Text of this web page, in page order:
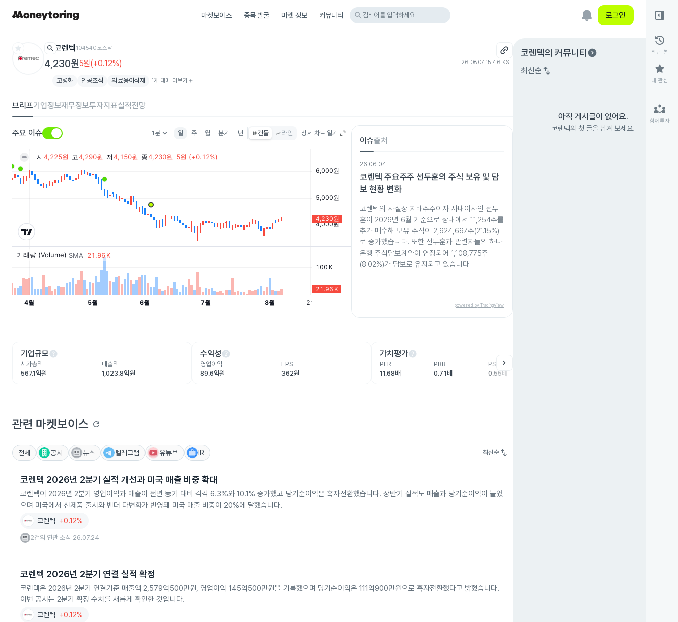
마켓보이스 종목 발굴 마켓 정보 커뮤니티 search 검색어를 입력하세요 로그인
star search 코렌텍104540코스닥
4,230원5원(+0.12%) 26.08.07 15:46 KST
고령화 인공조직 의료용이식재 1개 테마 더보기 add
브리프기업정보재무정보투자지표실적전망
주요 이슈 1분keyboard_arrow_down 일 주 월 분기 년 캔들 라인 상세 차트 열기
이슈출처
26.06.04
코렌텍 주요주주 선두훈의 주식 보유 및 담
보 현황 변화
코렌텍의 사실상 지배주주이자 사내이사인 선두
훈이 2026년 6월 기준으로 장내에서 11,254주를
추가 매수해 보유 주식이 2,924,697주(21.15%)
로 증가했습니다. 또한 선두훈과 관련자들의 하나
은행 주식담보계약이 연장되어 1,108,775주
(8.02%)가 담보로 유지되고 있습니다.
powered by TradingView
기업규모help
시가총액
567.1억원
매출액
1,023.8억원
수익성help
영업이익
89.6억원
EPS
362원
가치평가help
PER
11.68배
PBR
0.71배
PSR
0.55배
chevron_right
관련 마켓보이스 refresh
전체 공시 뉴스 텔레그램 유튜브 IR 최신순 swap_vert
코렌텍 2026년 2분기 실적 개선과 미국 매출 비중 확대
코렌텍이 2026년 2분기 영업이익과 매출이 전년 동기 대비 각각 6.3%와 10.1% 증가했고 당기순이익은 흑자전환했습니다. 상반기 실적도 매출과 당기순이익이 늘었
으며 미국에서 신제품 출시와 벤더 다변화가 반영돼 미국 매출 비중이 20%에 달했습니다.
코렌텍 +0.12%
2건의 연관 소식 26.07.24
코렌텍 2026년 2분기 연결 실적 확정
코렌텍은 2026년 2분기 연결기준 매출액 2,579억500만원, 영업이익 145억500만원을 기록했으며 당기순이익은 111억900만원으로 흑자전환했다고 밝혔습니다.
이번 공시는 2분기 확정 수치를 새롭게 확인한 것입니다.
코렌텍 +0.12%
코렌텍의 커뮤니티 expand_circle_right
최신순 swap_vert
아직 게시글이 없어요.
코렌텍의 첫 글을 남겨 보세요.
right_panel_open
history
최근 본
star
내 관심
partner_exchange
함께투자